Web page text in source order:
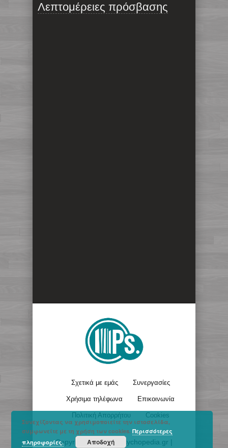
Λεπτομέρειες πρόσβασης
Σχετικά με εμάς Συνεργασίες
Χρήσιμα τηλέφωνα Επικοινωνία
Πολιτική Απορρήτου Cookies
Copyright © 2017 - Psychopedia.gr |
Συνεχίζοντας να χρησιμοποιείτε την ιστοσελίδα,
συμφωνείτε με τη χρήση των cookies.Περισσότερες
πληροφορίες.
Αποδοχή